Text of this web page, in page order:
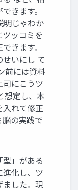
きます。
明じゃわか
ッコミを
きます。
いにし て
前には資料
司にこうツ
想定し、本
入れて修正
の実践で
」がある
進化し、ツ
ました。現